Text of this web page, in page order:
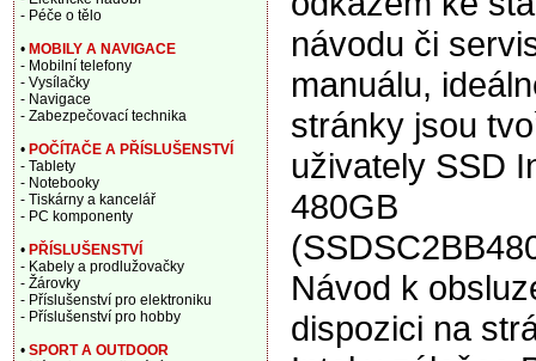
návodu či
manuálu,
stránky jsou
uživately SSD
480GB
Návod k
dispozici na
- Péče o tělo
• MOBILY A NAVIGACE
- Mobilní telefony
- Vysílačky
- Navigace
- Zabezpečovací technika
• POČÍTAČE A PŘÍSLUŠENSTVÍ
- Tablety
- Notebooky
- Tiskárny a kancelář
- PC komponenty
• PŘÍSLUŠENSTVÍ
- Kabely a prodlužovačky
- Žárovky
- Příslušenství pro elektroniku
- Příslušenství pro hobby
• SPORT A OUTDOOR